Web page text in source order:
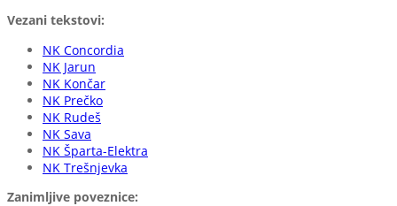
Vezani tekstovi:
NK Concordia
NK Jarun
NK Končar
NK Prečko
NK Rudeš
NK Sava
NK Šparta-Elektra
NK Trešnjevka
Zanimljive poveznice: